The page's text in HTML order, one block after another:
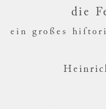
die
ein großes